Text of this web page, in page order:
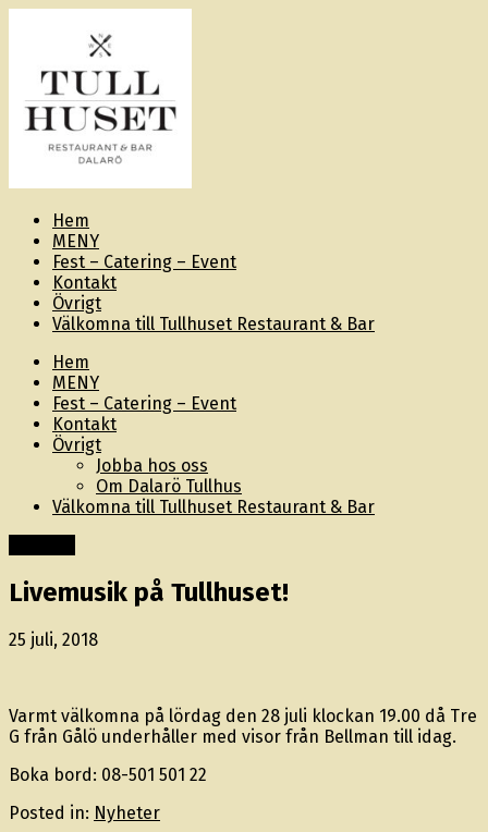
Hem
MENY
Fest – Catering – Event
Kontakt
Övrigt
Välkomna till Tullhuset Restaurant & Bar
Hem
MENY
Fest – Catering – Event
Kontakt
Övrigt
Jobba hos oss
Om Dalarö Tullhus
Välkomna till Tullhuset Restaurant & Bar
Livemusik på Tullhuset!
25 juli, 2018
Varmt välkomna på lördag den 28 juli klockan 19.00 då Tre
G från Gålö underhåller med visor från Bellman till idag.
Boka bord: 08-501 501 22
Posted in: Nyheter